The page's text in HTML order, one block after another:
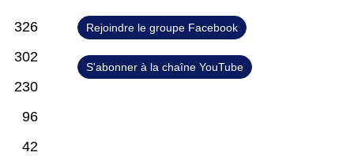
326
302
230
96
42
Rejoindre le groupe Facebook
S'abonner à la chaîne YouTube